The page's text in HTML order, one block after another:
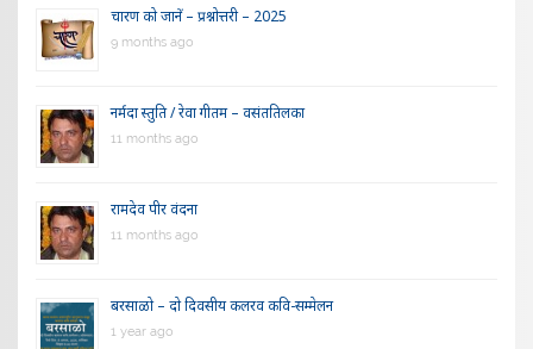
चारण को जानें – प्रश्नोत्तरी – 2025
9 months ago
नर्मदा स्तुति / रेवा गीतम – वसंततिलका
11 months ago
रामदेव पीर वंदना
11 months ago
बरसाळो – दो दिवसीय कलरव कवि-सम्मेलन
1 year ago